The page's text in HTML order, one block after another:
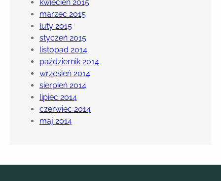
y
m
s
i
ę
k
i
e
r
o
w
kwiecień 2015
marzec 2015
luty 2015
styczeń 2015
listopad 2014
październik 2014
wrzesień 2014
sierpień 2014
lipiec 2014
czerwiec 2014
maj 2014